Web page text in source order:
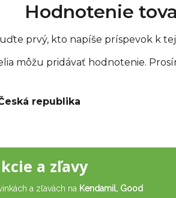
Hodnotenie
prvý, kto napíše príspevok k
môžu pridávať hodnotenie.
republika
a zľavy
a zľavách na Kendamil, Good